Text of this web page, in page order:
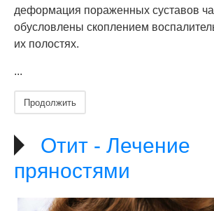
деформация пораженных суставов
обусловлены скоплением
их полостях.
...
Продолжить
Отит - Лечение
пряностями